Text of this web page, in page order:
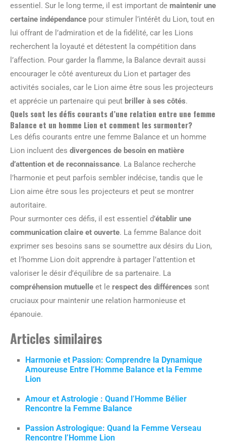
essentiel. Sur le long terme, il est important de maintenir une
certaine indépendance pour stimuler l’intérêt du Lion, tout en
lui offrant de l’admiration et de la fidélité, car les Lions
recherchent la loyauté et détestent la compétition dans
l’affection. Pour garder la flamme, la Balance devrait aussi
encourager le côté aventureux du Lion et partager des
activités sociales, car le Lion aime être sous les projecteurs
et apprécie un partenaire qui peut briller à ses côtés.
Quels sont les défis courants d’une relation entre une femme
Balance et un homme Lion et comment les surmonter?
Les défis courants entre une femme Balance et un homme
Lion incluent des divergences de besoin en matière
d’attention et de reconnaissance. La Balance recherche
l’harmonie et peut parfois sembler indécise, tandis que le
Lion aime être sous les projecteurs et peut se montrer
autoritaire.
Pour surmonter ces défis, il est essentiel d’établir une
communication claire et ouverte. La femme Balance doit
exprimer ses besoins sans se soumettre aux désirs du Lion,
et l’homme Lion doit apprendre à partager l’attention et
valoriser le désir d’équilibre de sa partenaire. La
compréhension mutuelle et le respect des différences sont
cruciaux pour maintenir une relation harmonieuse et
épanouie.
Articles similaires
Harmonie et Passion: Comprendre la Dynamique
Amoureuse Entre l’Homme Balance et la Femme
Lion
Amour et Astrologie : Quand l’Homme Bélier
Rencontre la Femme Balance
Passion Astrologique: Quand la Femme Verseau
Rencontre l’Homme Lion